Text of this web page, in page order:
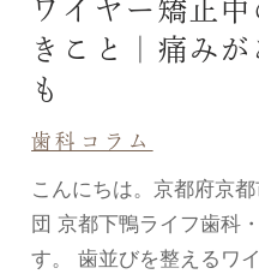
ワイヤー矯正
きこと｜痛み
も
歯科コラム
こんにちは。京都府京
団 京都下鴨ライフ歯科
す。 歯並びを整えるワ